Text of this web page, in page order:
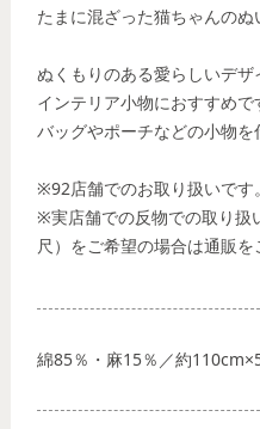
たまに混ざった猫ちゃんの
ぬくもりのある愛らしいデ
インテリア小物におすすめで
バッグやポーチなどの小物を
※92店舗でのお取り扱いです。
※実店舗での反物での取り扱
尺）をご希望の場合は通販を
綿85％・麻15％／約